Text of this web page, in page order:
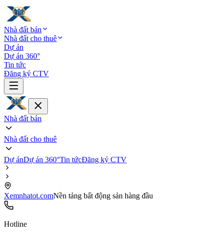
Nhà đất bán
Nhà đất cho thuê
Dự án
Dự án 360°
Tin tức
Đăng ký CTV
Nhà đất bán
Nhà đất cho thuê
Dự ánDự án 360°Tin tứcĐăng ký CTV
Xemnhatot.comNền tảng bất động sản hàng đầu
Hotline